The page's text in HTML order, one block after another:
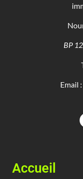
BP
Email :
Accueil